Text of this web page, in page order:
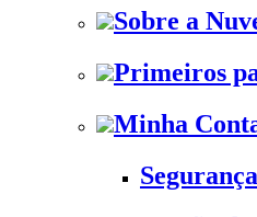
Sobre a
Primeiros
Minha